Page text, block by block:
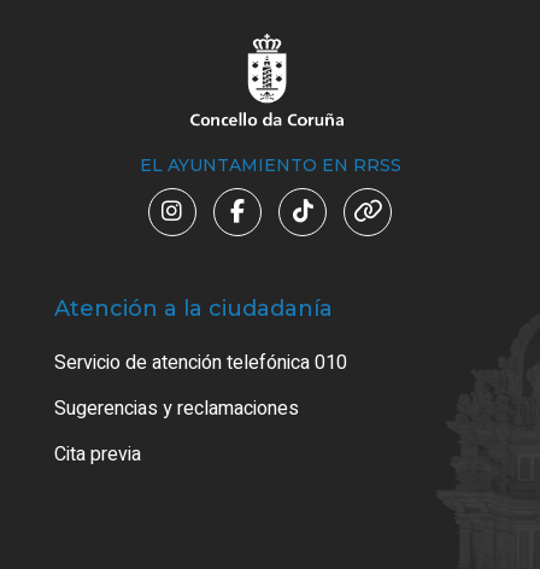
EL AYUNTAMIENTO EN RRSS
Atención a la ciudadanía
Servicio de atención telefónica 010
Sugerencias y reclamaciones
Cita previa